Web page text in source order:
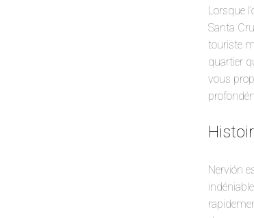
Lorsque
Santa
touriste
quartier
vous
Nervión